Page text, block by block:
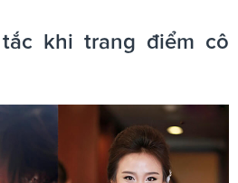
khi trang điểm cô